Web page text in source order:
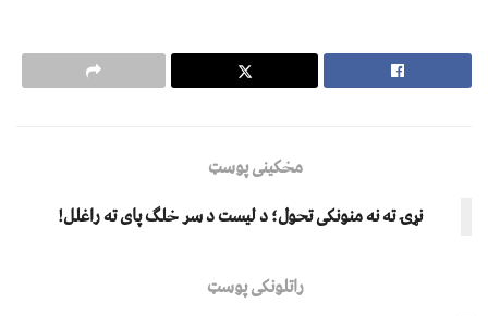
مخکینی پوسټ
نړۍ ته نه منونکی تحول؛ د لیست د سر خلګ پای ته راغلل!
راتلونکی پوسټ